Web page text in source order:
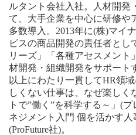
ルタント会社入社。人材開発
て、大手企業を中心に研修や
多数導入。2013年に(株)マイ
ビスの商品開発の責任者とし
リーズ」「各種アセスメント
材開発・組織開発をサポート
以上にわたり一貫してHR領
しくない仕事は、なぜ楽しく
トで”働く”を科学する～」(
ネジメント入門 個を活かす人
(ProFuture社)。